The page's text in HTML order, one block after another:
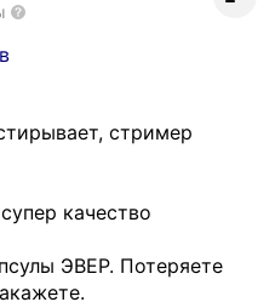
стример
качество
ЭВЕР. Потеряете